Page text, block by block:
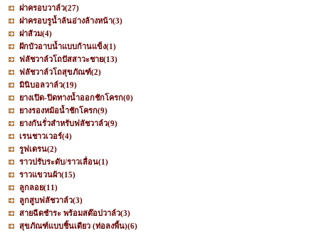
ฝาครอบวาล์ว(27)
ฝาครอบรูน้ำล้นอ่างล้างหน้า(3)
ฝาส้วม(4)
ฝักบัวอาบน้ำแบบก้านแข็ง(1)
ฟลัชวาล์วโถปัสสาวะชาย(13)
ฟลัชวาล์วโถสุขภัณฑ์(2)
มินิบอลวาล์ว(19)
ยางเปิด-ปิดทางน้ำออกชักโครก(0)
ยางรองหม้อน้ำชักโครก(9)
ยางกันรั่วสำหรับฟลัชวาล์ว(9)
เรนชาวเวอร์(4)
รูฟเดรน(2)
ราวปรับระดับ/ราวเลื่อน(1)
ราวแขวนผ้า(15)
ลูกลอย(11)
ลูกสูบฟลัชวาล์ว(3)
สายฉีดชำระ พร้อมสต๊อปวาล์ว(3)
สุขภัณฑ์แบบชิ้นเดียว (ท่อลงพื้น)(6)